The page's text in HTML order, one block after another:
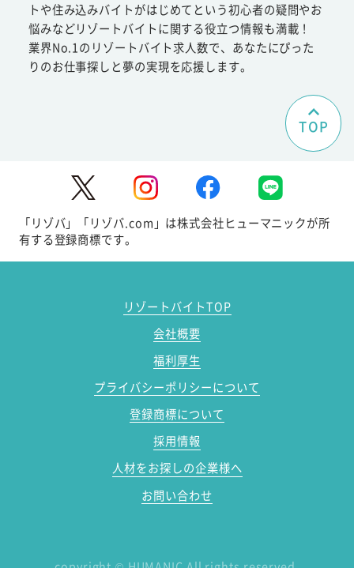
トや住み込みバイトがはじめてという初心者の疑問やお
悩みなどリゾートバイトに関する役立つ情報も満載！
業界No.1のリゾートバイト求人数で、あなたにぴった
りのお仕事探しと夢の実現を応援します。
TOP
「リゾバ」「リゾバ.com」は株式会社ヒューマニックが所
有する登録商標です。
リゾートバイトTOP
会社概要
福利厚生
プライバシーポリシーについて
登録商標について
採用情報
人材をお探しの企業様へ
お問い合わせ